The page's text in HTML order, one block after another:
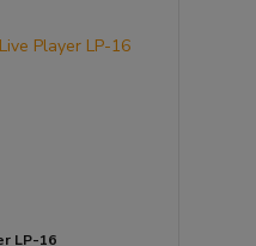
LP-16